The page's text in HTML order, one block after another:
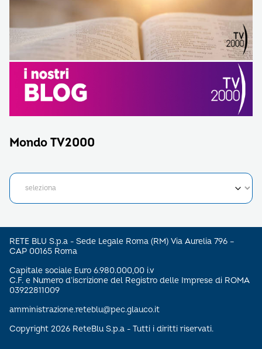
Mondo TV2000
RETE BLU S.p.a - Sede Legale Roma (RM) Via Aurelia 796 –
CAP 00165 Roma
Capitale sociale Euro 6.980.000,00 i.v
C.F. e Numero d’iscrizione del Registro delle Imprese di ROMA
03922811009
amministrazione.reteblu@pec.glauco.it
Copyright 2026 ReteBlu S.p.a - Tutti i diritti riservati.